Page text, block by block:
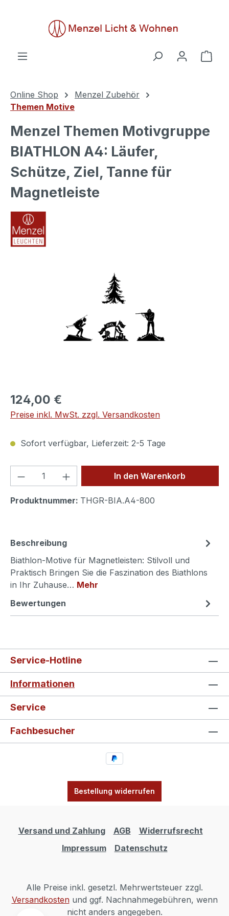
Online Shop
Menzel Zubehör
Themen Motive
Menzel Themen Motivgruppe
BIATHLON A4: Läufer,
Schütze, Ziel, Tanne für
Magnetleiste
124,00 €
Preise inkl. MwSt. zzgl. Versandkosten
Sofort verfügbar, Lieferzeit: 2-5 Tage
Produkt Anzahl: Gib denIn den Warenkorb
Produktnummer: THGR-BIA.A4-800
Beschreibung
Biathlon-Motive für Magnetleisten: Stilvoll und
Praktisch Bringen Sie die Faszination des Biathlons
in Ihr Zuhause… Mehr
Bewertungen
Service-Hotline
Informationen
Service
Fachbesucher
Bestellung widerrufen
Versand und Zahlung AGB
Widerrufsrecht
Impressum
Datenschutz
Alle Preise inkl. gesetzl. Mehrwertsteuer zzgl.
Versandkostenund ggf. Nachnahmegebühren, wenn
nicht anders angegeben.